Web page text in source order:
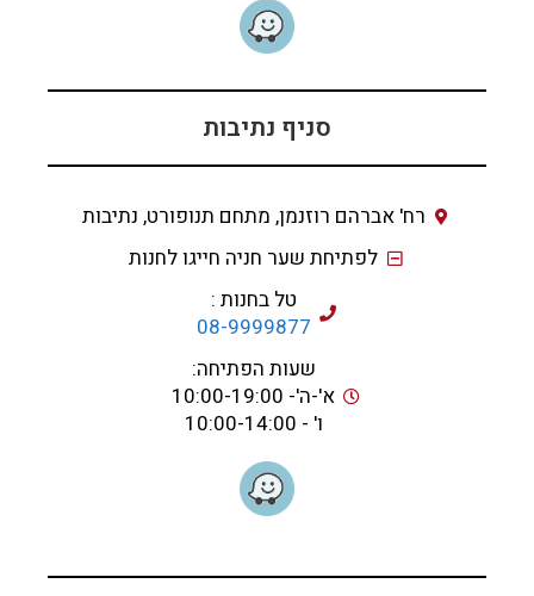
סניף נתיבות
רח' אברהם רוזנמן, מתחם תנופורט, נתיבות
לפתיחת שער חניה חייגו לחנות
טל בחנות :
08-9999877
שעות הפתיחה:
א'-ה'- 10:00-19:00
ו' - 10:00-14:00